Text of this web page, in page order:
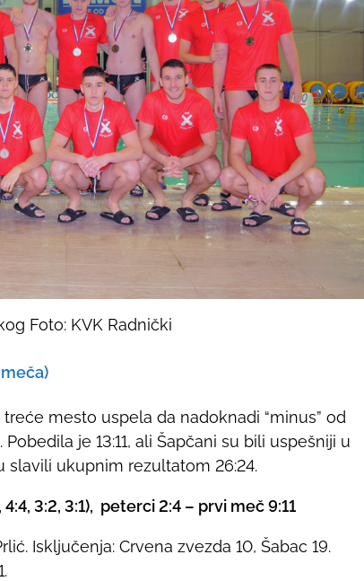
Foto: KVK Radnički
mesto uspela da nadoknadi “minus” od
je 13:11, ali Šapčani su bili uspešniji u
slavili ukupnim rezultatom 26:24.
3:2, 3:1), peterci 2:4 – prvi meč 9:11
Isključenja: Crvena zvezda 10, Šabac 19.